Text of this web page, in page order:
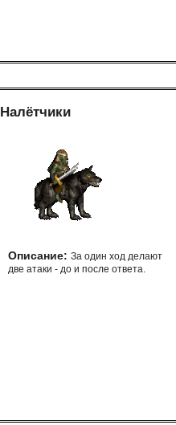
Налётчики
Описание: За один ход делают
две атаки - до и после ответа.